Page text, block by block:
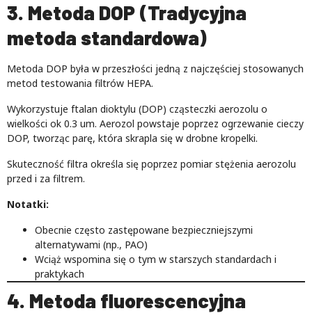
3. Metoda DOP (Tradycyjna
metoda standardowa)
Metoda DOP była w przeszłości jedną z najczęściej stosowanych
metod testowania filtrów HEPA.
Wykorzystuje ftalan dioktylu (DOP) cząsteczki aerozolu o
wielkości ok 0.3 um. Aerozol powstaje poprzez ogrzewanie cieczy
DOP, tworząc parę, która skrapla się w drobne kropelki.
Skuteczność filtra określa się poprzez pomiar stężenia aerozolu
przed i za filtrem.
Notatki:
Obecnie często zastępowane bezpieczniejszymi
alternatywami (np., PAO)
Wciąż wspomina się o tym w starszych standardach i
praktykach
4. Metoda fluorescencyjna